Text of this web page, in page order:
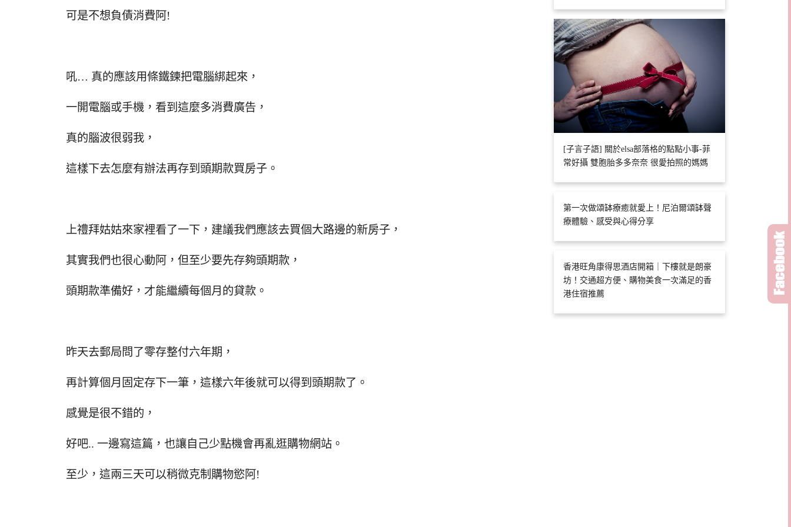
可是不想負債消費阿!
吼… 真的應該用條鐵鍊把電腦綁起來，
一開電腦或手機，看到這麼多消費廣告，
真的腦波很弱我，
這樣下去怎麼有辦法再存到頭期款買房子。
上禮拜姑姑來家裡看了一下，建議我們應該去買個大路邊的新房子，
其實我們也很心動阿，但至少要先存夠頭期款，
頭期款準備好，才能繼續每個月的貸款。
昨天去郵局問了零存整付六年期，
再計算個月固定存下一筆，這樣六年後就可以得到頭期款了。
感覺是很不錯的，
好吧.. 一邊寫這篇，也讓自己少點機會再亂逛購物網站。
至少，這兩三天可以稍微克制購物慾阿!
[子言子語] 關於elsa部落格的點點小事-菲
常好攝 雙胞胎多多奈奈 很愛拍照的媽媽
第一次做頌缽療癒就愛上！尼泊爾頌缽聲
療體驗、感受與心得分享
香港旺角康得思酒店開箱｜下樓就是朗豪
坊！交通超方便、購物美食一次滿足的香
港住宿推薦